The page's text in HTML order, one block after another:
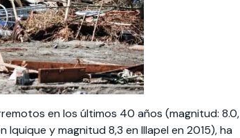
en los últimos 40 años (magnitud: 8.0,
Iquique y magnitud 8,3 en Illapel en 2015), ha